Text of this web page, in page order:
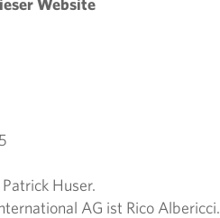
Website
Huser.
AG ist Rico Albericci.